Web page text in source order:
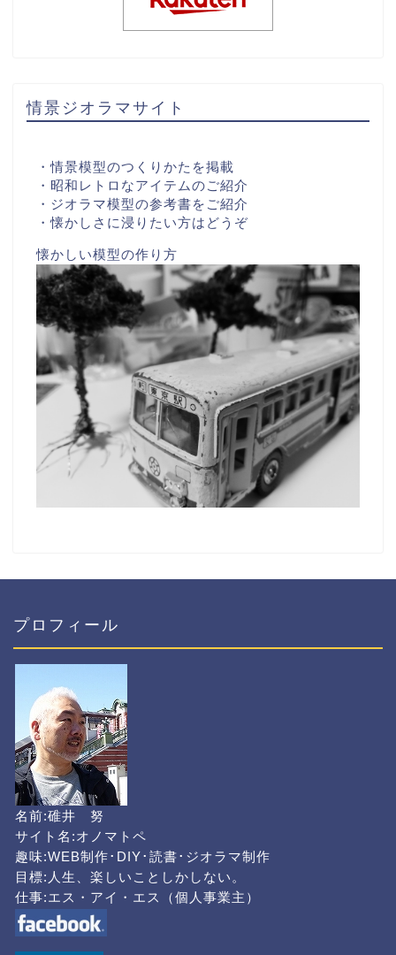
情景ジオラマサイト
・情景模型のつくりかたを掲載
・昭和レトロなアイテムのご紹介
・ジオラマ模型の参考書をご紹介
・懐かしさに浸りたい方はどうぞ
懐かしい模型の作り方
プロフィール
名前:碓井 努
サイト名:オノマトペ
趣味:WEB制作･DIY･読書･ジオラマ制作
目標:人生、楽しいことしかしない。
仕事:エス・アイ・エス（個人事業主）